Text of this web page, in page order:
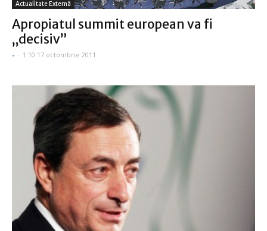
Actualitate Externă
Apropiatul summit european va fi
„decisiv”
- - 1:10 17 octombrie 2011